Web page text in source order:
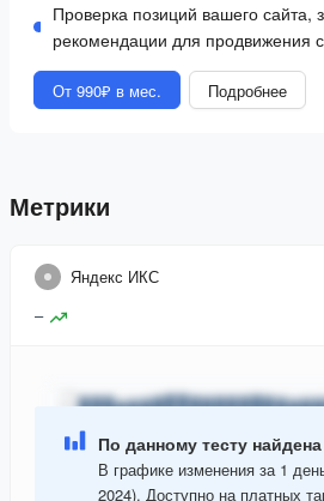
Проверка позиций вашего сайта,
рекомендации для продвижения
От 990₽ в мес. Подробнее
Метрики
Яндекс ИКС
–
По данному тесту
В графике изменения за 1
2024). Доступно на платных